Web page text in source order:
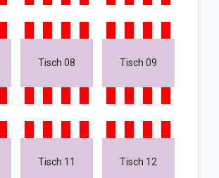
Tisch 08 Tisch 09
Tisch 11 Tisch 12